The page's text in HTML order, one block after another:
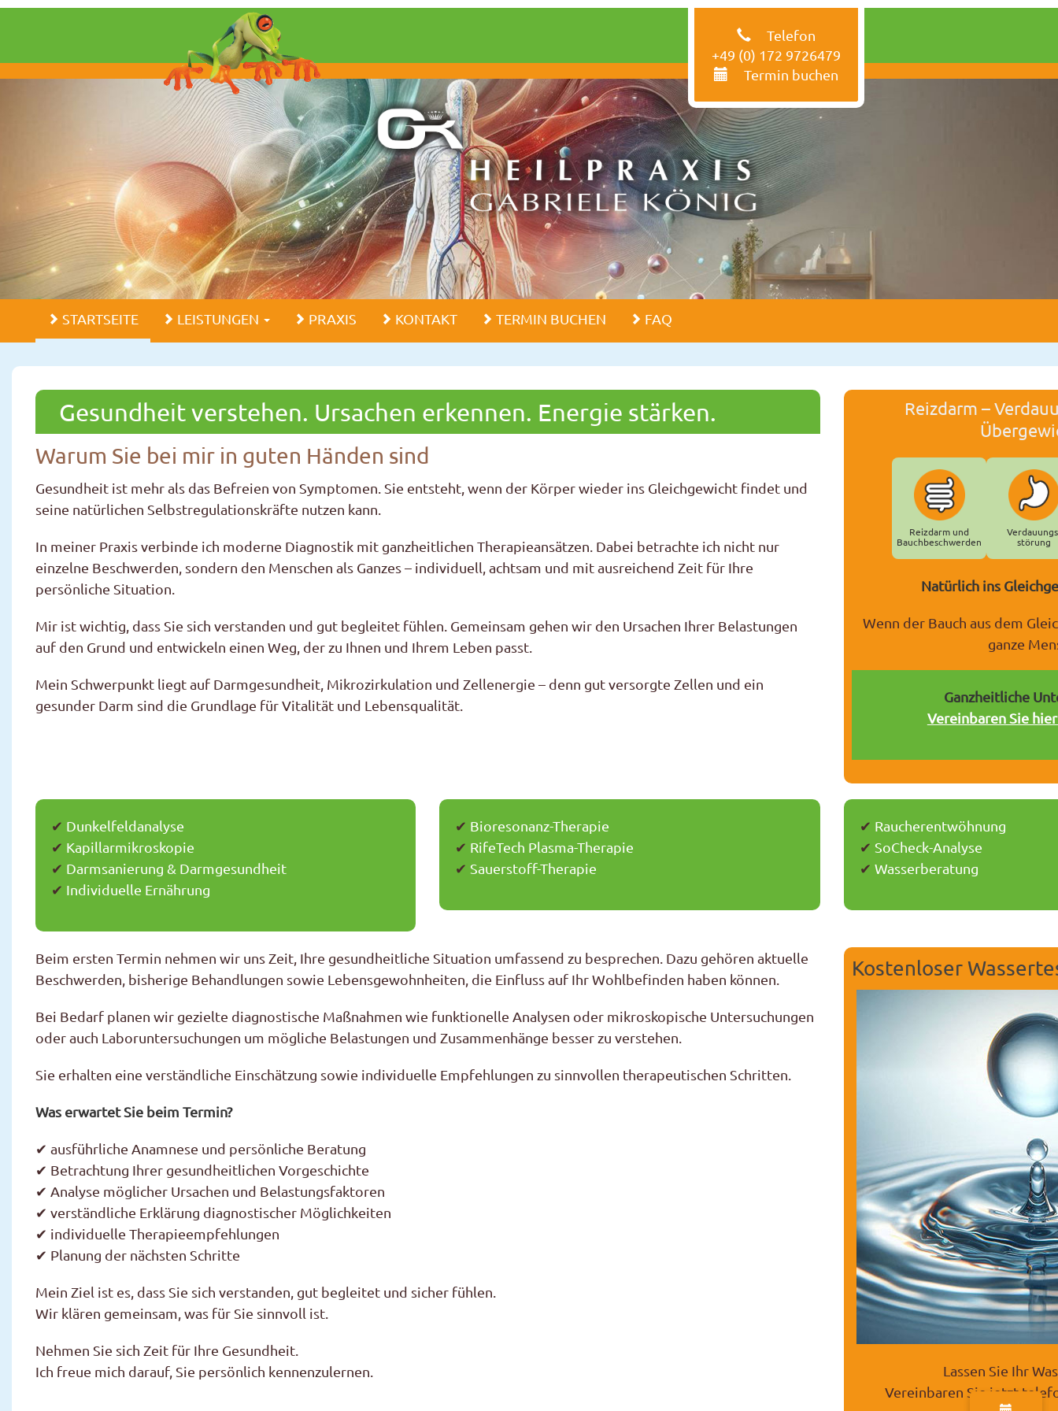
Telefon
+49 (0) 172 9726479
Termin buchen
STARTSEITE LEISTUNGEN PRAXIS KONTAKT TERMIN BUCHEN FAQ
Gesundheit verstehen. Ursachen erkennen. Energie stärken.
Warum Sie bei mir in guten Händen sind
Gesundheit ist mehr als das Befreien von Symptomen. Sie entsteht, wenn der Körper wieder ins Gleichgewicht findet und
seine natürlichen Selbstregulationskräfte nutzen kann.
In meiner Praxis verbinde ich moderne Diagnostik mit ganzheitlichen Therapieansätzen. Dabei betrachte ich nicht nur
einzelne Beschwerden, sondern den Menschen als Ganzes – individuell, achtsam und mit ausreichend Zeit für Ihre
persönliche Situation.
Mir ist wichtig, dass Sie sich verstanden und gut begleitet fühlen. Gemeinsam gehen wir den Ursachen Ihrer Belastungen
auf den Grund und entwickeln einen Weg, der zu Ihnen und Ihrem Leben passt.
Mein Schwerpunkt liegt auf Darmgesundheit, Mikrozirkulation und Zellenergie – denn gut versorgte Zellen und ein
gesunder Darm sind die Grundlage für Vitalität und Lebensqualität.
Reizdarm –
Reizdarm und
Bauchbeschwerden
störung
Natürlich ins
Wenn der Bauch aus dem
ganze
Ganzheitliche
Vereinbaren Sie
✔ Dunkelfeldanalyse
✔ Kapillarmikroskopie
✔ Darmsanierung & Darmgesundheit
✔ Individuelle Ernährung
✔ Bioresonanz-Therapie
✔ RifeTech Plasma-Therapie
✔ Sauerstoff-Therapie
✔ Raucherentwöhnung
✔ SoCheck-Analyse
✔ Wasserberatung
Beim ersten Termin nehmen wir uns Zeit, Ihre gesundheitliche Situation umfassend zu besprechen. Dazu gehören aktuelle
Beschwerden, bisherige Behandlungen sowie Lebensgewohnheiten, die Einfluss auf Ihr Wohlbefinden haben können.
Bei Bedarf planen wir gezielte diagnostische Maßnahmen wie funktionelle Analysen oder mikroskopische Untersuchungen
oder auch Laboruntersuchungen um mögliche Belastungen und Zusammenhänge besser zu verstehen.
Sie erhalten eine verständliche Einschätzung sowie individuelle Empfehlungen zu sinnvollen therapeutischen Schritten.
Was erwartet Sie beim Termin?
✔ ausführliche Anamnese und persönliche Beratung
✔ Betrachtung Ihrer gesundheitlichen Vorgeschichte
✔ Analyse möglicher Ursachen und Belastungsfaktoren
✔ verständliche Erklärung diagnostischer Möglichkeiten
✔ individuelle Therapieempfehlungen
✔ Planung der nächsten Schritte
Mein Ziel ist es, dass Sie sich verstanden, gut begleitet und sicher fühlen.
Wir klären gemeinsam, was für Sie sinnvoll ist.
Nehmen Sie sich Zeit für Ihre Gesundheit.
Ich freue mich darauf, Sie persönlich kennenzulernen.
Kostenloser
Lassen Sie Ihr
Vereinbaren Sie jetzt